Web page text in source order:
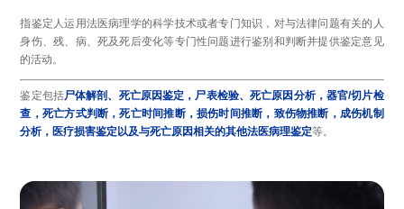
指鉴定人运用法医病理学的科学技术或者专门知识，对与法律问题有关的人
身伤、残、病、死及死后变化等专门性问题进行鉴别和判断并提供鉴定意见
的活动。
鉴定包括尸体解剖、死亡原因鉴定，尸表检验、死亡原因分析，器官/切片检
查，死亡方式判断，死亡时间推断，损伤时间推断，致伤物推断，成伤机制
分析，医疗损害鉴定以及与死亡原因相关的其他法医病理鉴定等。